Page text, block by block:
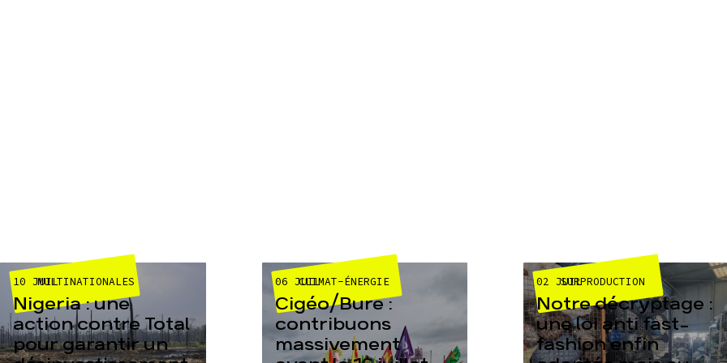
MULTINATIONALES
10 JUIL
Nigeria : une
action contre Total
pour garantir un
CLIMAT-ÉNERGIE
06 JUIL
Cigéo/Bure :
contribuons
massivement
SURPRODUCTION
02 JUIL
Notre décryptage :
une loi anti fast-
fashion enfin